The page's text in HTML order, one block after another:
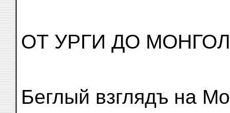
ОТ УРГИ ДО
Беглый взглядъ на